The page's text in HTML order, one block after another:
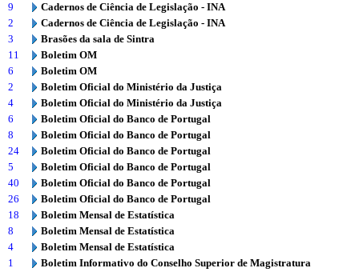
9
Cadernos de Ciência de Legislação - INA
2
Cadernos de Ciência de Legislação - INA
3
Brasões da sala de Sintra
11
Boletim OM
6
Boletim OM
2
Boletim Oficial do Ministério da Justiça
4
Boletim Oficial do Ministério da Justiça
6
Boletim Oficial do Banco de Portugal
8
Boletim Oficial do Banco de Portugal
24
Boletim Oficial do Banco de Portugal
5
Boletim Oficial do Banco de Portugal
40
Boletim Oficial do Banco de Portugal
26
Boletim Oficial do Banco de Portugal
18
Boletim Mensal de Estatística
8
Boletim Mensal de Estatística
4
Boletim Mensal de Estatística
1
Boletim Informativo do Conselho Superior de Magistratura